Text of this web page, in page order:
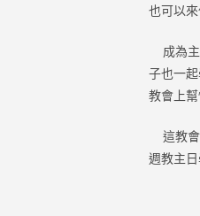
也可以來
成為主
子也一
教會上
這教會
週教主